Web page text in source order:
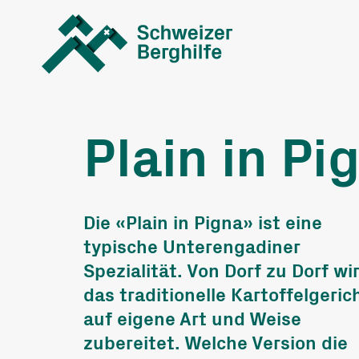
Geschichten
können
Allgemeine
Projektspende
Trauerspende
Erbschaft,
Plain in
Die «Plain in Pigna» ist eine
typische Unterengadiner
Spezialität. Von Dorf zu Dorf
das traditionelle
auf eigene Art und Weise
zubereitet. Welche Version die